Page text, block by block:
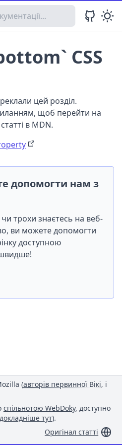
CSS
цей розділ.
щоб перейти на
в MDN.
допомогти нам з
чи трохи знаєтесь на веб-
ви можете допомогти
доступною
(авторів первинної Вікі, і
спільнотою WebDoky, доступно
докладніше тут).
Оригінал статті